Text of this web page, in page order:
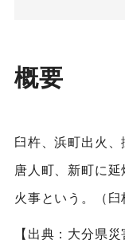
概要
臼杵、浜町出火、
唐人町、新町に
火事という。（臼
【出典：大分県